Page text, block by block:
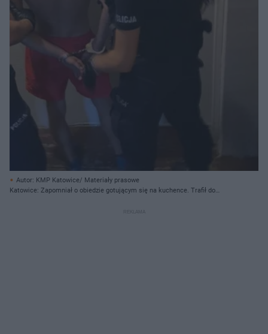
Autor: KMP Katowice/ Materiały prasowe
Katowice: Zapomniał o obiedzie gotującym się na kuchence. Trafił do